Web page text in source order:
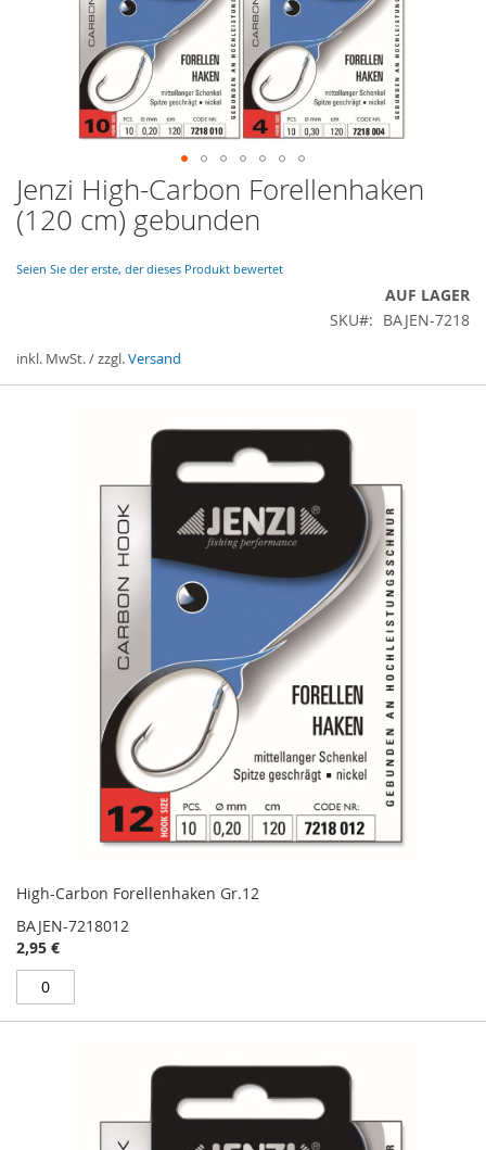
Zum
Anfang
der
springen
Jenzi High-Carbon Forellenhaken
(120 cm) gebunden
Seien Sie der erste, der dieses Produkt bewertet
AUF LAGER
SKU
BAJEN-7218
inkl. MwSt. / zzgl.Versand
High-Carbon Forellenhaken Gr.12
BAJEN-7218012
2,95 €